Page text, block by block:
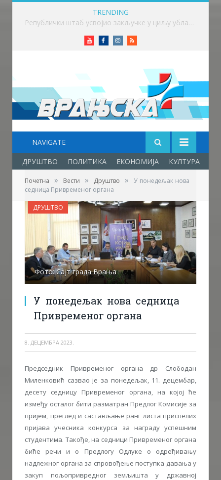
TRENDING
Викенд у знаку бициклизма у Врању
YoutubeFacebookInstagram
RSS
NAVIGATE
ДРУШТВО ПОЛИТИКА ЕКОНОМИЈА КУЛТУРА
Почетна » Вести » Друштво »
У понедељак нова
седница Привременог органа
Фото: Сајт града Врања
У понедељак нова седница
Привременог органа
8. ДЕЦЕМБРА 2023.
ДРУШТВО
Председник Привременог органа др Слободан
Миленковић сазвао је за понедељак, 11. децембар,
десету седницу Привременог органа, на којој ће
између осталог бити разматран Предлог Комисије за
пријем, преглед и састављање ранг листа приспелих
пријава учесника конкурса за награду успешним
студентима. Такође, на седници Привременог органа
биће речи и о Предлогу Одлуке о одређивању
надлежног органа за спровођење поступка давања у
закуп пољопривредног земљишта у државној